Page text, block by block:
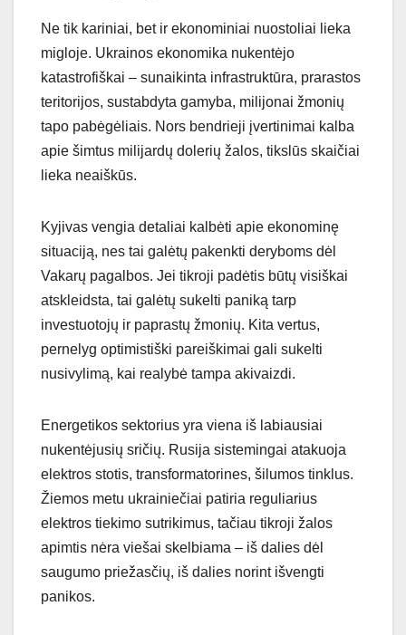
Ne tik kariniai, bet ir ekonominiai nuostoliai lieka
migloje. Ukrainos ekonomika nukentėjo
katastrofiškai – sunaikinta infrastruktūra, prarastos
teritorijos, sustabdyta gamyba, milijonai žmonių
tapo pabėgėliais. Nors bendrieji įvertinimai kalba
apie šimtus milijardų dolerių žalos, tikslūs skaičiai
lieka neaiškūs.
Kyjivas vengia detaliai kalbėti apie ekonominę
situaciją, nes tai galėtų pakenkti deryboms dėl
Vakarų pagalbos. Jei tikroji padėtis būtų visiškai
atskleidsta, tai galėtų sukelti paniką tarp
investuotojų ir paprastų žmonių. Kita vertus,
pernelyg optimistiški pareiškimai gali sukelti
nusivylimą, kai realybė tampa akivaizdi.
Energetikos sektorius yra viena iš labiausiai
nukentėjusių sričių. Rusija sistemingai atakuoja
elektros stotis, transformatorines, šilumos tinklus.
Žiemos metu ukrainiečiai patiria reguliarius
elektros tiekimo sutrikimus, tačiau tikroji žalos
apimtis nėra viešai skelbiama – iš dalies dėl
saugumo priežasčių, iš dalies norint išvengti
panikos.